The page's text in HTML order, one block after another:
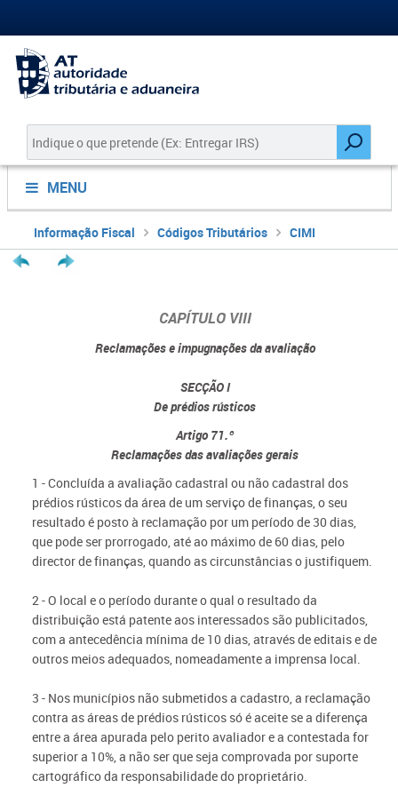
MENU
Informação Fiscal Códigos Tributários CIMI
CAPÍTULO VIII
Reclamações e impugnações da avaliação
SECÇÃO I
De prédios rústicos
Artigo 71.º
Reclamações das avaliações gerais
1 - Concluída a avaliação cadastral ou não cadastral dos
prédios rústicos da área de um serviço de finanças, o seu
resultado é posto à reclamação por um período de 30 dias,
que pode ser prorrogado, até ao máximo de 60 dias, pelo
director de finanças, quando as circunstâncias o justifiquem.
2 - O local e o período durante o qual o resultado da
distribuição está patente aos interessados são publicitados,
com a antecedência mínima de 10 dias, através de editais e de
outros meios adequados, nomeadamente a imprensa local.
3 - Nos municípios não submetidos a cadastro, a reclamação
contra as áreas de prédios rústicos só é aceite se a diferença
entre a área apurada pelo perito avaliador e a contestada for
superior a 10%, a não ser que seja comprovada por suporte
cartográfico da responsabilidade do proprietário.